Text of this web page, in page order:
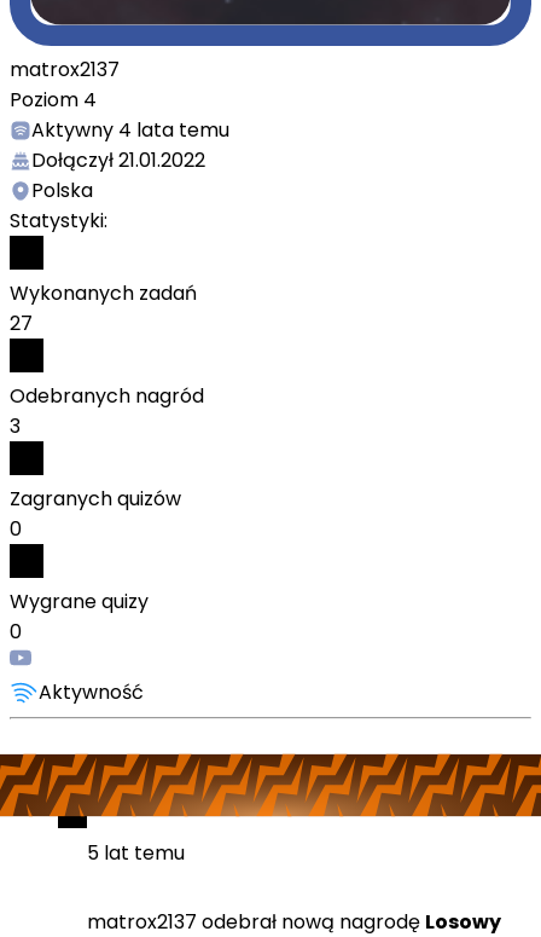
matrox2137
Poziom 4
Aktywny 4 lata temu
Dołączył21.01.2022
Polska
Statystyki:
Wykonanych zadań
27
Odebranych nagród
3
Zagranych quizów
0
Wygrane quizy
0
Aktywność
matrox2137 odebrałnową nagrodęLosowy
klucz STEAM
5 lat temu
matrox2137 odebrał nową nagrodę Losowy